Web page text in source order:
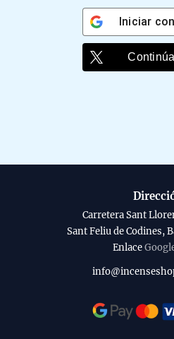
Iniciar con
Carretera Sant
Sant Feliu de Codines,
Enlace